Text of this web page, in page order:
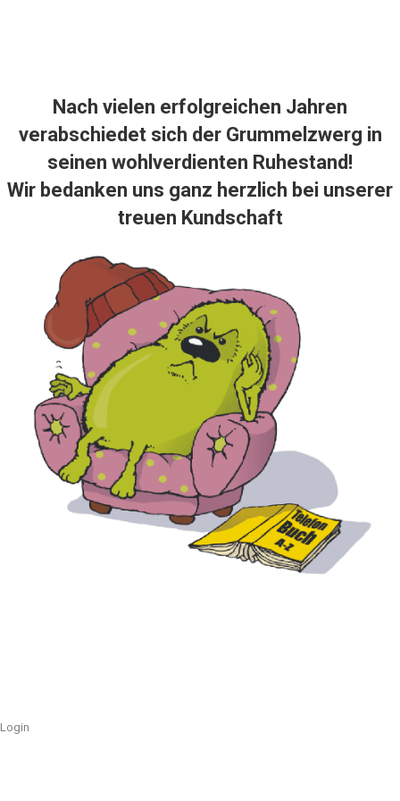
Nach vielen erfolgreichen Jahren
verabschiedet sich der Grummelzwerg in
seinen wohlverdienten Ruhestand!
Wir bedanken uns ganz herzlich bei unserer
treuen Kundschaft
Login